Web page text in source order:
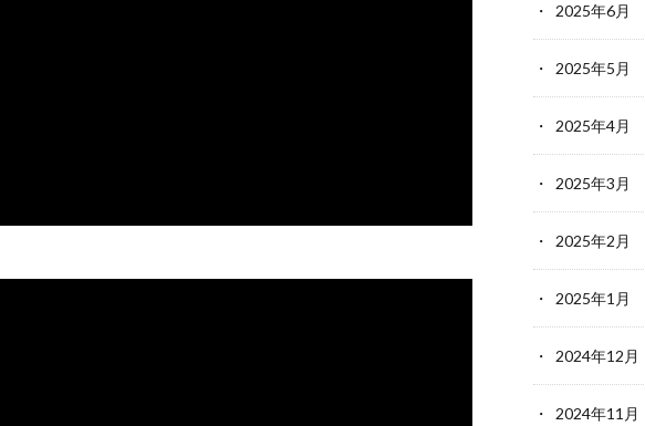
2025年6月
2025年5月
2025年4月
2025年3月
2025年2月
2025年1月
2024年12月
2024年11月